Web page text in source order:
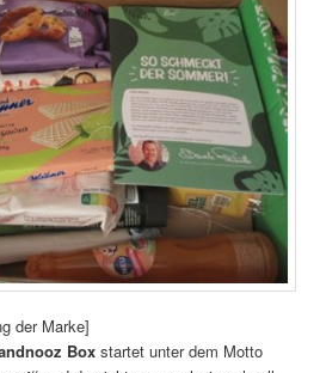
der Marke]
Box startet unter dem Motto